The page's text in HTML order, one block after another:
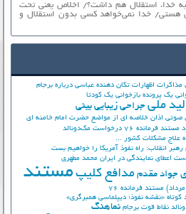
خدا، استقلال هم داشت؟/ اخلاص یعنی تحت
هستی/ خدا نمی‌خواهد کسی بدون استقلال و
مذاکرات اظهارات تکان دهنده عباسی درباره برجام
یک پرونده بازخوانی یک کودتا
ملی جراحی زیبایی بینی
صوتی اذان خلاصه ای از مواضع حضرت امام خامنه ای
مستند فرمانده 76
درخواست مک‌دونالد
علاج مشکلات کشور ...
رهبر انقلاب: راه نفوذ آمریکا را خواهیم بست
اعطای نمایندگی در ایران محمد مطهری
جواد مقدم مدافع کلیپ مستند
مستند فرمانده 76
کوتاه «نقشه نفوذ؛ دیپلماسی همبرگری»
نقاط قوت برجام نماهنگ